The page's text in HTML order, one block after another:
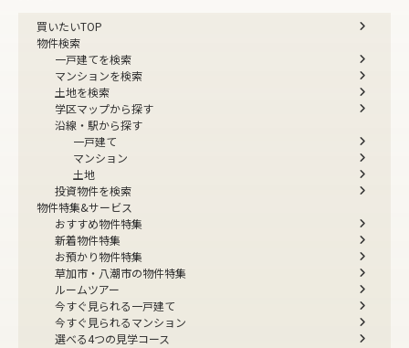
買いたいTOP
物件検索
一戸建てを検索
マンションを検索
土地を検索
学区マップから探す
沿線・駅から探す
一戸建て
マンション
土地
投資物件を検索
物件特集&サービス
おすすめ物件特集
新着物件特集
お預かり物件特集
草加市・八潮市の物件特集
ルームツアー
今すぐ見られる一戸建て
今すぐ見られるマンション
選べる4つの見学コース